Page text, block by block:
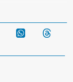
Telegram WhatsApp